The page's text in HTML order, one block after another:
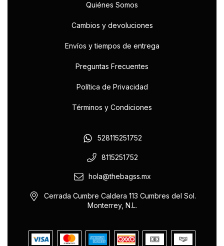
Quiénes Somos
Cambios y devoluciones
Envíos y tiempos de entrega
Preguntas Frecuentes
Política de Privacidad
Términos y Condiciones
528115251752
8115251752
hola@thebagss.mx
Cerrada Cumbre Caldera 113 Cumbres del Sol.
Monterrey, N.L.